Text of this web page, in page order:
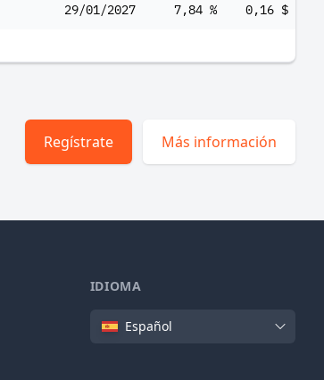
29/01/2027 7,84 % 0,16 $
Regístrate Más información
IDIOMA
IdiomaEspañol